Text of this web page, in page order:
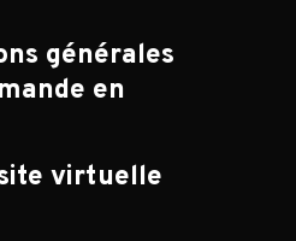
générales
en
virtuelle